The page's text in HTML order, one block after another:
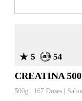
5 54
CREATINA
500g | 167 Doses |